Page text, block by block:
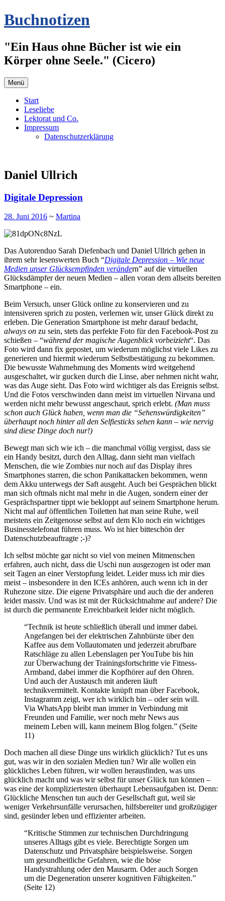
Zum
Inhalt
Buchnotizen
"Ein Haus ohne Bücher ist wie ein
Körper ohne Seele." (Cicero)
Menü
Start
Leseliebe
Lektorat und Co.
Impressum
Datenschutzerklärung
Daniel Ullrich
Digitale Depression
28. Juni 2016 ~ Martina
Das Autorenduo Sarah Diefenbach und Daniel Ullrich gehen in
ihrem sehr lesenswerten Buch “Digitale Depression – Wie neue
Medien unser Glücksempfinden verändern” auf die virtuellen
Glücksdämpfer der neuen Medien – allen voran dem allseits bereiten
Smartphone – ein.
Beim Versuch, unser Glück online zu konservieren und zu
intensiveren sprich zu posten, verlernen wir, unser Glück direkt zu
erleben. Die Generation Smartphone ist mehr darauf bedacht,
always on zu sein, stets das perfekte Foto für den Facebook-Post zu
schießen – “während der magische Augenblick vorbeizieht“. Das
Foto wird dann fix gepostet, um wiederum möglichst viele Likes zu
generieren und hiermit wiederum Selbstbestätigung zu bekommen.
Die bewusste Wahrnehmung des Moments wird weitgehend
ausgeschaltet, wir gucken durch die Linse, aber nehmen nicht wahr,
was das Auge sieht. Das Foto wird wichtiger als das Ereignis selbst.
Und die Fotos verschwinden dann meist im virtuellen Nirvana und
werden nicht mehr bewusst angeschaut, sprich erlebt. (Man muss
schon auch Glück haben, wenn man die “Sehenswürdigkeiten”
überhaupt noch hinter all den Selfiesticks sehen kann – wie nervig
sind diese Dinge doch nur!)
Bewegt man sich wie ich – die manchmal völlig vergisst, dass sie
ein Handy besitzt, durch den Alltag, dann sieht man vielfach
Menschen, die wie Zombies nur noch auf das Display ihres
Smartphones starren, die schon Panikattacken bekommen, wenn
dem Akku unterwegs der Saft ausgeht. Auch bei Gesprächen blickt
man sich oftmals nicht mal mehr in die Augen, sondern einer der
Gesprächspartner tippt wie bekloppt auf seinem Smartphone herum.
Nicht mal auf öffentlichen Toiletten hat man seine Ruhe, weil
meistens ein Zeitgenosse selbst auf dem Klo noch ein wichtiges
Businesstelefonat führen muss. Wo ist hier bitteschön der
Datenschutzbeauftragte ;-)?
Ich selbst möchte gar nicht so viel von meinen Mitmenschen
erfahren, auch nicht, dass die Uschi nun ausgezogen ist oder man
seit Tagen an einer Verstopfung leidet. Leider muss ich mir dies
meist – insbesondere in den ICEs anhören, auch wenn ich in der
Ruhezone sitze. Die eigene Privatsphäre und auch die der anderen
leidet massiv. Und was ist mit der Rücksichtnahme auf andere? Die
ist durch die permanente Erreichbarkeit leider nicht möglich.
“Technik ist heute schließlich überall und immer dabei.
Angefangen bei der elektrischen Zahnbürste über den
Kaffee aus dem Vollautomaten und jederzeit abrufbare
Ratschläge zu allen Lebenslagen per YouTube bis hin
zur Überwachung der Trainingsfortschritte vie Fitness-
Armband, dabei immer die Kopfhörer auf den Ohren.
Und auch der Austausch mit anderen läuft
technikvermittelt. Kontakte knüpft man über Facebook,
Instagramm zeigt, wer ich wirklich bin – oder sein will.
Via WhatsApp bleibt man immer in Verbindung mit
Freunden und Familie, wer noch mehr News aus
meinem Leben will, kann meinem Blog folgen.” (Seite
11)
Doch machen all diese Dinge uns wirklich glücklich? Tut es uns
gut, was wir in den sozialen Medien tun? Wir alle wollen ein
glückliches Leben führen, wir wollen herausfinden, was uns
glücklich macht und was wir selbst für unser Glück tun können –
was eine der kompliziertesten überhaupt Lebensaufgaben ist. Denn:
Glückliche Menschen tun auch der Gesellschaft gut, weil sie
weniger Verkehrsunfälle verursachen, hilfsbereiter und großzügiger
sind, gesünder leben und effizienter arbeiten.
“Kritische Stimmen zur technischen Durchdringung
unseres Alltags gibt es viele. Berechtigte Sorgen um
Datenschutz und Privatsphäre beispielsweise. Sorgen
um gesundheitliche Gefahren, wie die böse
Handystrahlung oder den Mausarm. Oder auch Sorgen
um die Degeneration unserer kognitiven Fähigkeiten.”
(Seite 12)